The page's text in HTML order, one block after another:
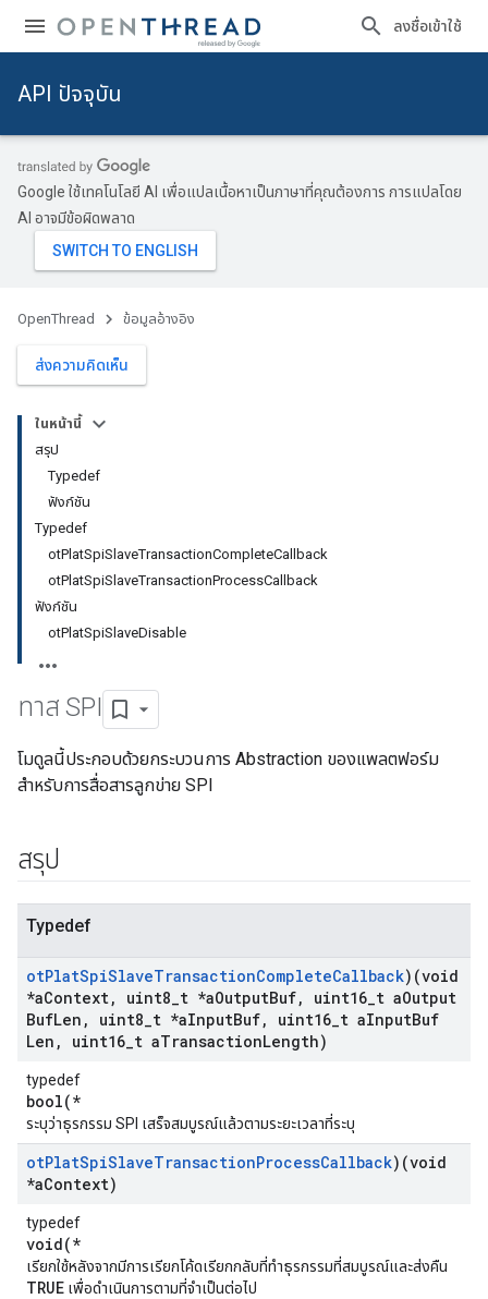
ลงชื่อเข้าใช้
API ปัจจุบัน
Google ใช้เทคโนโลยี AI เพื่อแปลเนื้อหาเป็นภาษาที่คุณต้องการ การแปลโดย
AI อาจมีข้อผิดพลาด
OpenThread ข้อมูลอ้างอิง
ส่งความคิดเห็น
ในหน้านี้
สรุป
Typedef
ฟังก์ชัน
Typedef
otPlatSpiSlaveTransactionCompleteCallback
otPlatSpiSlaveTransactionProcessCallback
ฟังก์ชัน
otPlatSpiSlaveDisable
ทาส SPI
โมดูลนี้ประกอบด้วยกระบวนการ Abstraction ของแพลตฟอร์ม
สำหรับการสื่อสารลูกข่าย SPI
สรุป
Typedef
otPlatSpiSlaveTransactionCompleteCallback)(void
*aContext, uint8 t *aOutputBuf, uint16 t aOutput
BufLen , uint8 t *aInputBuf, uint16 t aInputBuf
Len , uint16 t aTransactionLength)
typedef
bool(*
ระบุว่าธุรกรรม SPI เสร็จสมบูรณ์แล้วตามระยะเวลาที่ระบุ
otPlatSpiSlaveTransactionProcessCallback)(void
*aContext)
typedef
void(*
เรียกใช้หลังจากมีการเรียกโค้ดเรียกกลับที่ทำธุรกรรมที่สมบูรณ์และส่งคืน
TRUE เพื่อดำเนินการตามที่จำเป็นต่อไป